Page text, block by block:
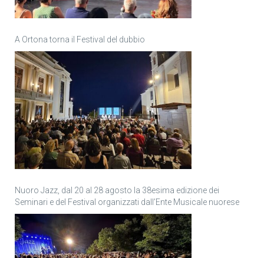
A Ortona torna il Festival del dubbio
Nuoro Jazz, dal 20 al 28 agosto la 38esima edizione dei
Seminari e del Festival organizzati dall’Ente Musicale nuorese